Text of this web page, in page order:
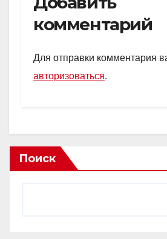
комментарий
Для отправки комментария
авторизоваться.
Поиск